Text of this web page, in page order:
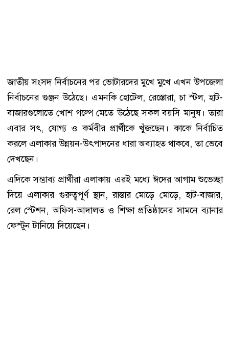
জাতীয় সংসদ নির্বাচনের পর ভোটারদের মুখে মুখে এখন উপজেলা
নির্বাচনের গুঞ্জন উঠেছে। এমনকি হোটেল, রেস্তোরা, চা স্টল, হাট-
বাজারগুলোতে খোশ গল্পে মেতে উঠেছে সকল বয়সি মানুষ। তারা
এবার সৎ, যোগ্য ও কর্মবীর প্রার্থীকে খুঁজছেন। কাকে নির্বাচিত
করলে এলাকার উন্নয়ন-উৎপাদনের ধারা অব্যাহত থাকবে, তা ভেবে
দেখছেন।
এদিকে সম্ভাব্য প্রার্থীরা এলাকায় এরই মধ্যে ঈদের আগাম শুভেচ্ছা
দিয়ে এলাকার গুরুত্বপূর্ণ স্থান, রাস্তার মোড়ে মোড়ে, হাট-বাজার,
রেল স্টেশন, অফিস-আদালত ও শিক্ষা প্রতিষ্ঠানের সামনে ব্যানার
ফেস্টুন টানিয়ে দিয়েছেন।